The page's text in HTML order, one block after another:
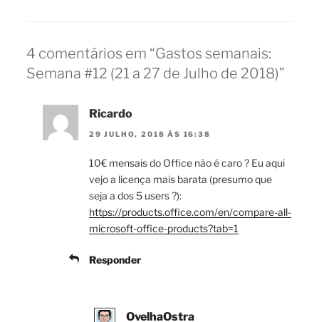
4 comentários em “Gastos semanais:
Semana #12 (21 a 27 de Julho de 2018)”
Ricardo
29 JULHO, 2018 ÀS 16:38
10€ mensais do Office não é caro ? Eu aqui
vejo a licença mais barata (presumo que
seja a dos 5 users ?):
https://products.office.com/en/compare-all-
microsoft-office-products?tab=1
Responder
OvelhaOstra